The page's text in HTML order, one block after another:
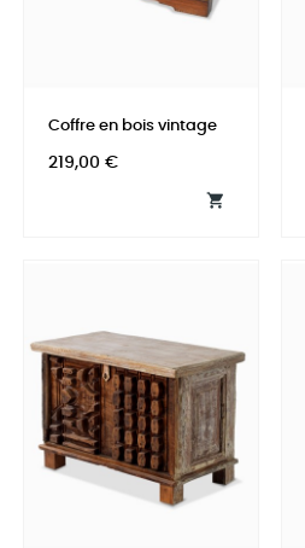
Coffre en bois vintage
Prix
219,00 €
